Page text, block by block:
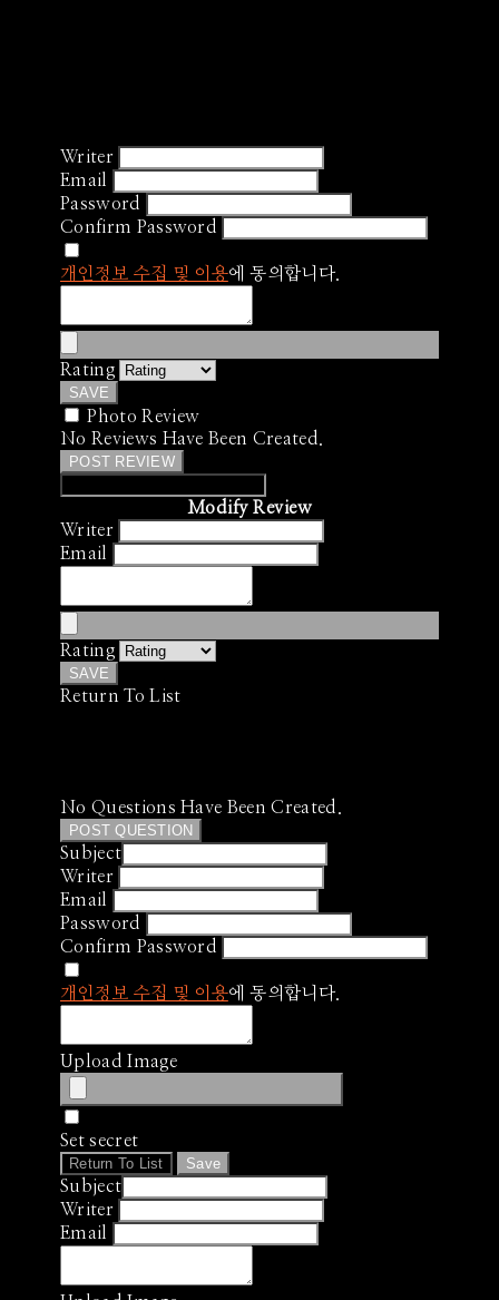
Writer
Email
Password
Confirm Password
개인정보 수집 및 이용에 동의합니다.
Rating
SAVE
Photo Review
No Reviews Have Been Created.
POST REVIEW
Modify Review
Writer
Email
Rating
SAVE
Return To List
No Questions Have Been Created.
POST QUESTION
Subject
Writer
Email
Password
Confirm Password
개인정보 수집 및 이용에 동의합니다.
Upload Image
Set secret
Return To List Save
Subject
Writer
Email